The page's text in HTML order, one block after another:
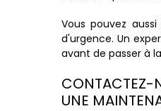
Vous pouvez
d'urgence. Un
avant de passer à la
UNE